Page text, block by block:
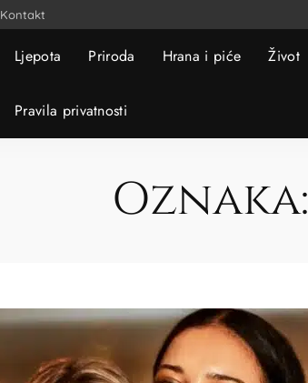
Kontakt
Ljepota Priroda Hrana i piće Život
Pravila privatnosti
Oznaka: